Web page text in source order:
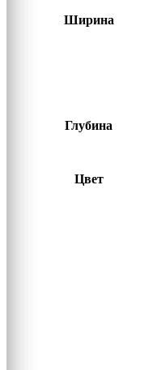
Ширина
Глубина
Цвет